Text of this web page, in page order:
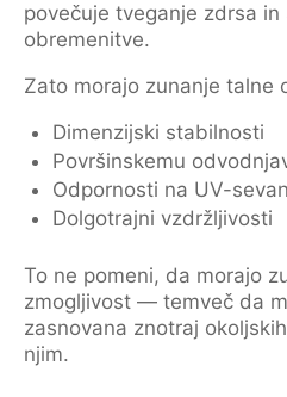
povečuje tveganje zdrsa in
obremenitve.
Zato morajo zunanje talne
Dimenzijski stabilnosti
Površinskemu
Odpornosti na UV-
Dolgotrajni vzdržljivosti
To ne pomeni, da morajo
zmogljivost — temveč da
zasnovana znotraj
njim.